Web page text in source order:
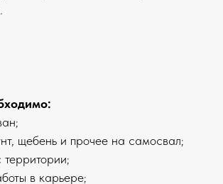
щебень и прочее на самосвал;
территории;
в карьере;